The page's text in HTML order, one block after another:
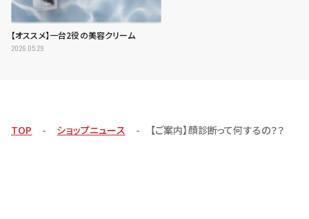
【オススメ】一台2役の美容クリーム
2026.05.29
TOP ショップニュース 【ご案内】顔診断って何するの？？